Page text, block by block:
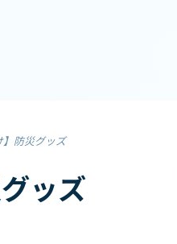
】防災グッズ
ッズ